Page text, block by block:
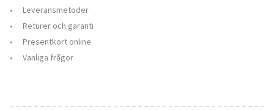
Leveransmetoder
Returer och garanti
Presentkort online
Vanliga frågor